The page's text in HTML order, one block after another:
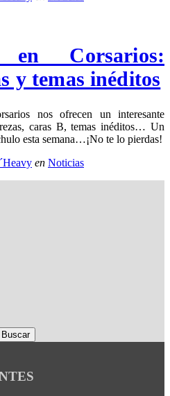
Corsarios:
y temas inéditos
nos ofrecen un interesante
caras B, temas inéditos… Un
esta semana…¡No te lo pierdas!
en Noticias